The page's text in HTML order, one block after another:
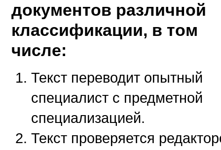
документов различной
классификации, в том
числе:
Текст переводит опытный
специалист с предметной
специализацией.
Текст проверяется